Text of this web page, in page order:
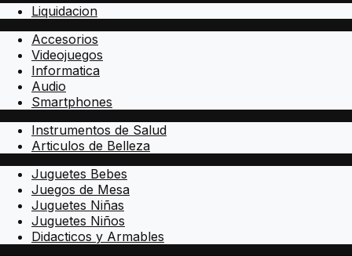
Liquidacion
Accesorios
Videojuegos
Informatica
Audio
Smartphones
Instrumentos de Salud
Articulos de Belleza
Juguetes Bebes
Juegos de Mesa
Juguetes Niñas
Juguetes Niños
Didacticos y Armables